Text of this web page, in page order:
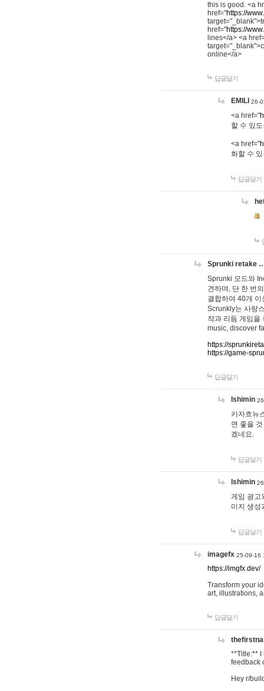
this is good. <a
href="https://
href="https://
lines</a> <a
online</a>
답글달기
EMILI 26-
<a href="
할 수 있
<a href="
화할 수
답글달기
Sprunki retake
Sprunki 모드와
견하며, 단 한 번
결합하여 40개
Scrunkly는 사랑
작과 리듬 게임을
music, discover
https://
https://game-
답글달기
lshimin
카자흐뉴
면 좋을
겠네요.
답글달기
lshimin
게임 광고
미지 생성
답글달기
imagefx 25-09-16
https://imgfx.dev/
Transform your
art, illustrations,
답글달기
**Title:** I
feedback
Hey r/